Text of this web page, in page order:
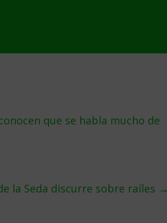
que se habla mucho de
la Seda discurre sobre raíles →